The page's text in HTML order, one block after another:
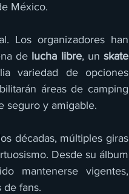
México.
Los organizadores han
de lucha libre, un skate
variedad de opciones
áreas de camping
seguro y amigable.
décadas, múltiples giras
Desde su álbum
mantenerse vigentes,
fans.